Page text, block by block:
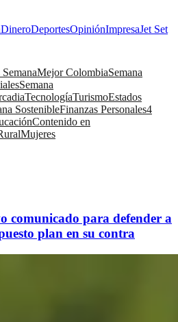
DineroDeportesOpiniónImpresaJet Set
Mejor ColombiaSemana
Semana
TecnologíaTurismoEstados
SostenibleFinanzas Personales4
Contenido en
Mujeres
comunicado para defender a
plan en su contra